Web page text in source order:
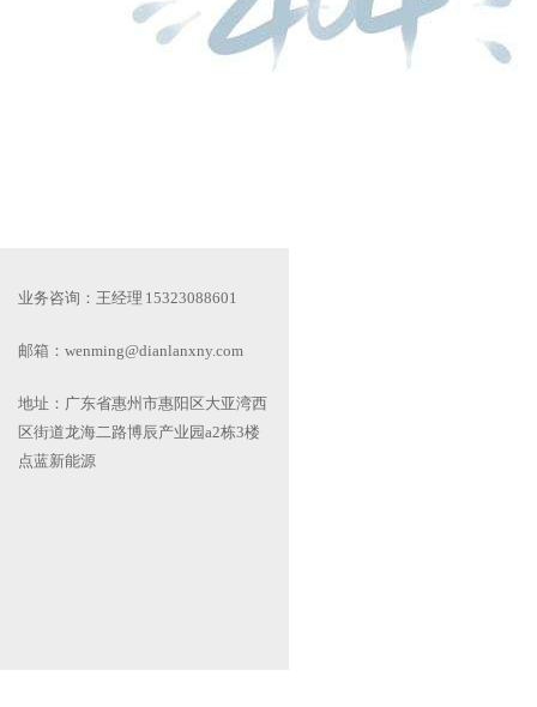
业务咨询：王经理 15323088601
邮箱： wenming@dianlanxny.com
地址：广东省惠州市惠阳区大亚湾西
区街道龙海二路博辰产业园a2栋3楼
点蓝新能源